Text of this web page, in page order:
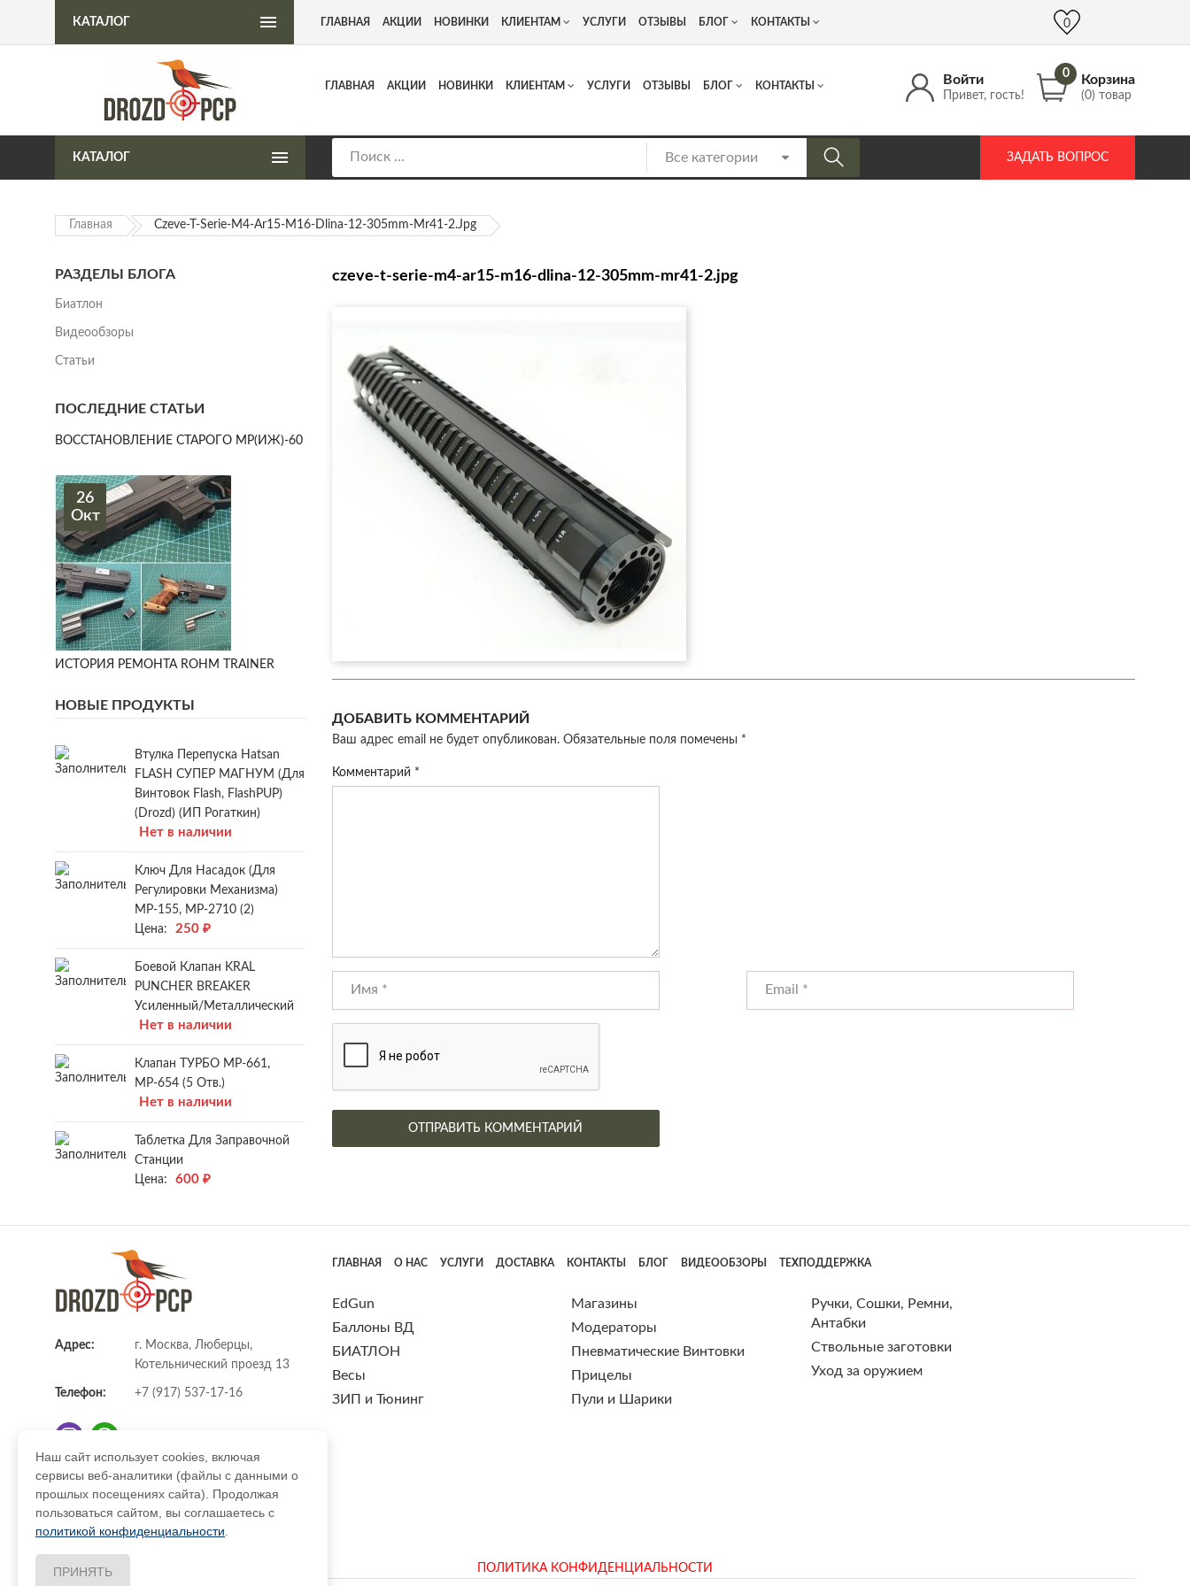
Интернет-магазин пневматического оружия Адрес: г. Москва, Люберцы, Котельнический проезд 13 +7 (917) 537 17 16 info@DrozdPcp.ru
Войти
Привет, гость!
0 Корзина
(0) товар
ГЛАВНАЯ АКЦИИ НОВИНКИ КЛИЕНТАМ УСЛУГИ ОТЗЫВЫ БЛОГ КОНТАКТЫ
КАТАЛОГ ЗАДАТЬ ВОПРОС
КАТАЛОГ ГЛАВНАЯ АКЦИИ НОВИНКИ КЛИЕНТАМ УСЛУГИ ОТЗЫВЫ БЛОГ КОНТАКТЫ 0
Главная Czeve-T-Serie-M4-Ar15-M16-Dlina-12-305mm-Mr41-2.jpg
czeve-t-serie-m4-ar15-m16-dlina-12-305mm-mr41-2.jpg
ДОБАВИТЬ КОММЕНТАРИЙ
Ваш адрес email не будет опубликован. Обязательные поля помечены *
Комментарий *
РАЗДЕЛЫ БЛОГА
Биатлон
Видеообзоры
Статьи
ПОСЛЕДНИЕ СТАТЬИ
ВОССТАНОВЛЕНИЕ СТАРОГО МР(ИЖ)-60
26
Окт
ИСТОРИЯ РЕМОНТА ROHM TRAINER
НОВЫЕ ПРОДУКТЫ
Втулка Перепуска Hatsan
FLASH СУПЕР МАГНУМ (для
Винтовок Flash, FlashPUP)
(Drozd) (ИП Рогаткин)
Нет в наличии
Ключ Для Насадок (для
Регулировки Механизма)
МР-155, МР-2710 (2)
Цена:
250 ₽
Боевой Клапан KRAL
PUNCHER BREAKER
Усиленный/металлический
Нет в наличии
Клапан ТУРБО МР-661,
МР-654 (5 Отв.)
Нет в наличии
Таблетка Для Заправочной
Станции
Цена:
600 ₽
Адрес:
г. Москва, Люберцы,
Котельнический проезд 13
Телефон: +7 (917) 537-17-16
E-mail: info@DrozdPcp.ru
ГЛАВНАЯ О НАС УСЛУГИ ДОСТАВКА КОНТАКТЫ БЛОГ ВИДЕООБЗОРЫ ТЕХПОДДЕРЖКА
EdGun
Баллоны ВД
БИАТЛОН
Весы
ЗИП и Тюнинг
Магазины
Модераторы
Пневматические Винтовки
Прицелы
Пули и Шарики
Ручки, Сошки, Ремни,
Антабки
Ствольные заготовки
Уход за оружием
ПОЛИТИКА КОНФИДЕНЦИАЛЬНОСТИ
Наш сайт использует cookies, включая
сервисы веб-аналитики (файлы с данными о
прошлых посещениях сайта). Продолжая
пользоваться сайтом, вы соглашаетесь с
политикой конфиденциальности
ПРИНЯТЬ